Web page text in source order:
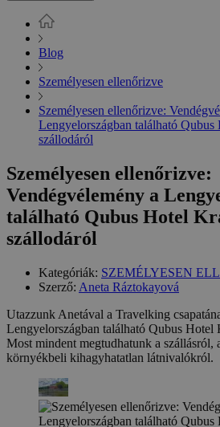
Blog
Személyesen ellenőrizve
Személyesen ellenőrizve:
Lengyelországban található
szállodáról
Személyesen ellenőrizve:
Vendégvélemény a
található Qubus Hotel
szállodáról
Kategóriák: SZEMÉLYESEN
Szerző: Aneta Ráztokayová
Utazzunk Anetával a Travelking
Lengyelországban található Qubus
Most mindent megtudhatunk a szállásról,
környékbeli kihagyhatatlan látnivalókról.